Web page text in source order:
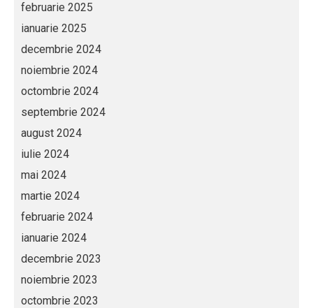
februarie 2025
ianuarie 2025
decembrie 2024
noiembrie 2024
octombrie 2024
septembrie 2024
august 2024
iulie 2024
mai 2024
martie 2024
februarie 2024
ianuarie 2024
decembrie 2023
noiembrie 2023
octombrie 2023